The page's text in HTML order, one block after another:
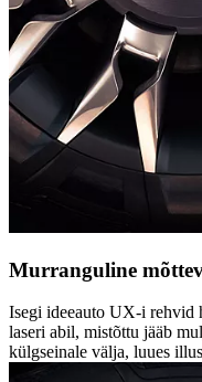
Murranguline
Isegi ideeauto UX-i rehvid
laseri abil, mistõttu jääb
külgseinale välja, luues